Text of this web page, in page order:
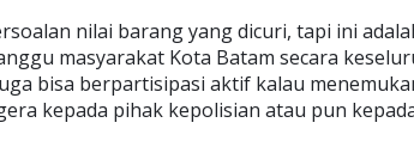
nilai barang yang dicuri, tapi ini
masyarakat Kota Batam secara
bisa berpartisipasi aktif kalau
kepada pihak kepolisian atau pun